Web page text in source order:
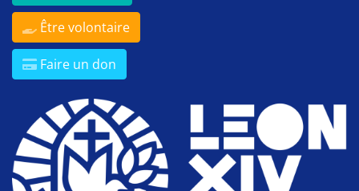
Être volontaire
Faire un don